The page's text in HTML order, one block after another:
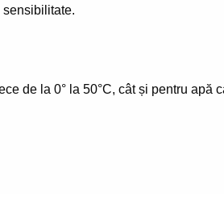
de la 0° la 50°C, cât și pentru apă